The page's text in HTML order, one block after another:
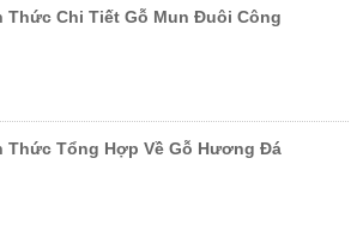
Thức Chi Tiết Gỗ Mun Đuôi Công
Thức Tổng Hợp Về Gỗ Hương Đá